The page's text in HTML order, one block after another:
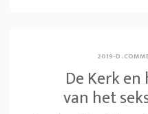
2019-D.
De Kerk
van het